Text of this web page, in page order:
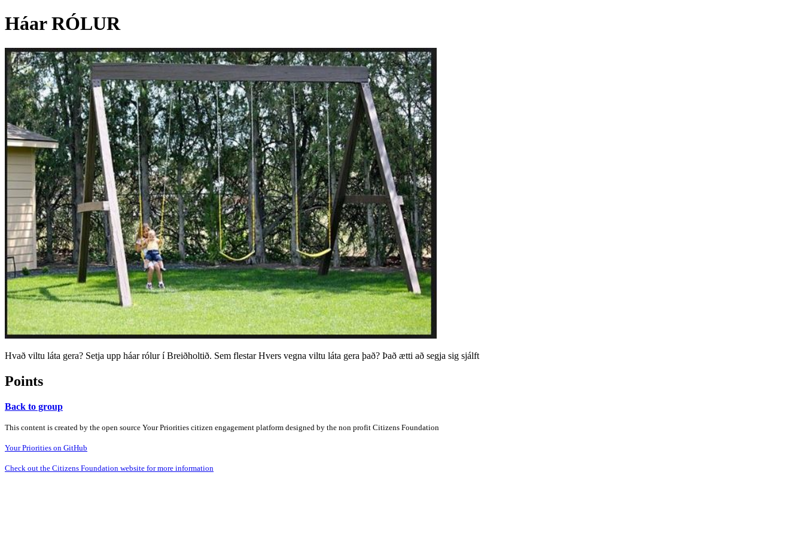
Háar RÓLUR
Hvað viltu láta gera? Setja upp háar rólur í Breiðholtið. Sem flestar Hvers vegna viltu láta gera það? Það ætti að segja sig sjálft
Points
Back to group
This content is created by the open source Your Priorities citizen engagement platform designed by the non profit Citizens Foundation
Your Priorities on GitHub
Check out the Citizens Foundation website for more information